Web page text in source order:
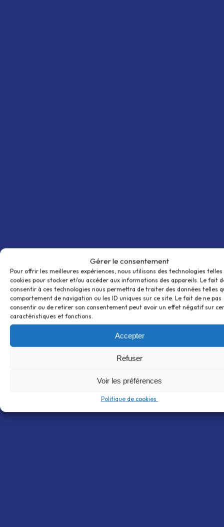
Gérer le consentement
Pour offrir les meilleures expériences, nous utilisons des technologies telles
cookies pour stocker et/ou accéder aux informations des appareils. Le fait
consentir à ces technologies nous permettra de traiter des données telles
comportement de navigation ou les ID uniques sur ce site. Le fait de ne pas
consentir ou de retirer son consentement peut avoir un effet négatif sur
caractéristiques et fonctions.
Accepter
Refuser
Voir les préférences
Politique de cookies